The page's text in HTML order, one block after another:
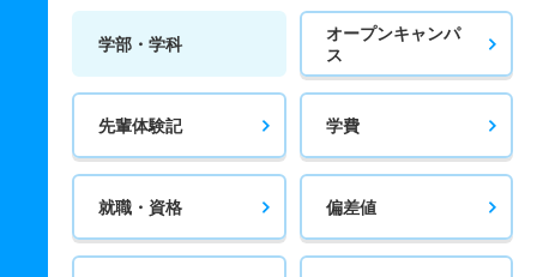
学部・学科
オープンキャンパ
ス
先輩体験記 学費
就職・資格 偏差値